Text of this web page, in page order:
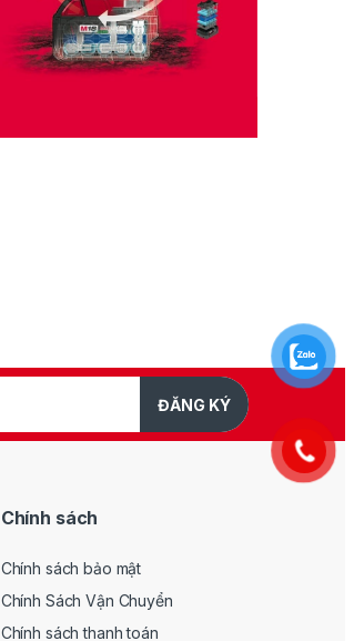
ĐĂNG KÝ
Chính sách
Chính sách bảo mật
Chính Sách Vận Chuyển
Chính sách thanh toán